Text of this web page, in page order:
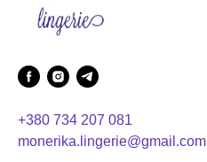
+380 734 207 081
monerika.lingerie@gmail.com